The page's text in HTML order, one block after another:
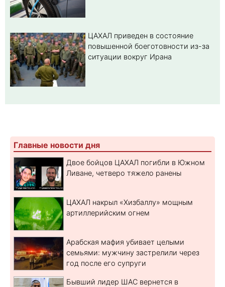
ЦАХАЛ приведен в состояние
повышенной боеготовности из-за
ситуации вокруг Ирана
Главные новости дня
Двое бойцов ЦАХАЛ погибли в Южном
Ливане, четверо тяжело ранены
ЦАХАЛ накрыл «Хизбаллу» мощным
артиллерийским огнем
Арабская мафия убивает целыми
семьями: мужчину застрелили через
год после его супруги
Бывший лидер ШАС вернется в